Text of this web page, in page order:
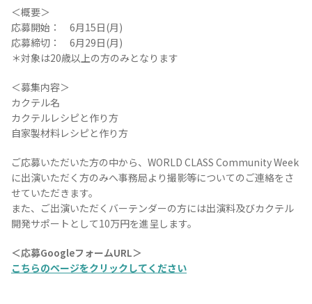
メキシコの記念日
イベント一覧
＆レストラン
＜概要＞
応募開始： 6月15日(月)
応募締切： 6月29日(月)
＊対象は20歳以上の方のみとなります
＜募集内容＞
カクテル名
カクテルレシピと作り方
自家製材料レシピと作り方
ご応募いただいた方の中から、WORLD CLASS Community Week
に出演いただく方のみへ事務局より撮影等についてのご連絡をさ
せていただきます。
また、ご出演いただくバーテンダーの方には出演料及びカクテル
開発サポートとして10万円を進呈します。
＜応募GoogleフォームURL＞
こちらのページをクリックしてください